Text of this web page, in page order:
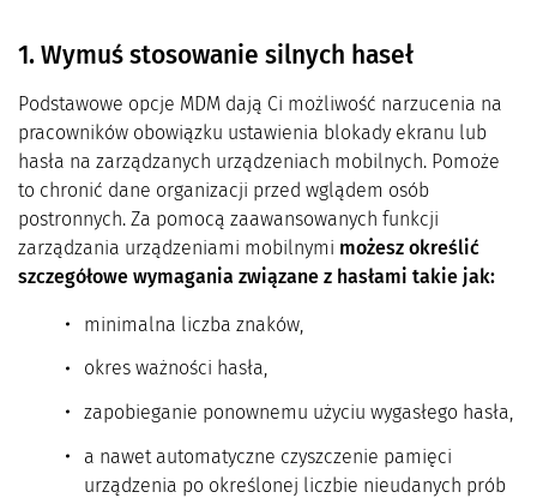
1. Wymuś stosowanie silnych haseł
Podstawowe opcje MDM dają Ci możliwość narzucenia na
pracowników obowiązku ustawienia blokady ekranu lub
hasła na zarządzanych urządzeniach mobilnych. Pomoże
to chronić dane organizacji przed wglądem osób
postronnych. Za pomocą zaawansowanych funkcji
zarządzania urządzeniami mobilnymi możesz określić
szczegółowe wymagania związane z hasłami takie jak:
minimalna liczba znaków,
okres ważności hasła,
zapobieganie ponownemu użyciu wygasłego hasła,
a nawet automatyczne czyszczenie pamięci
urządzenia po określonej liczbie nieudanych prób